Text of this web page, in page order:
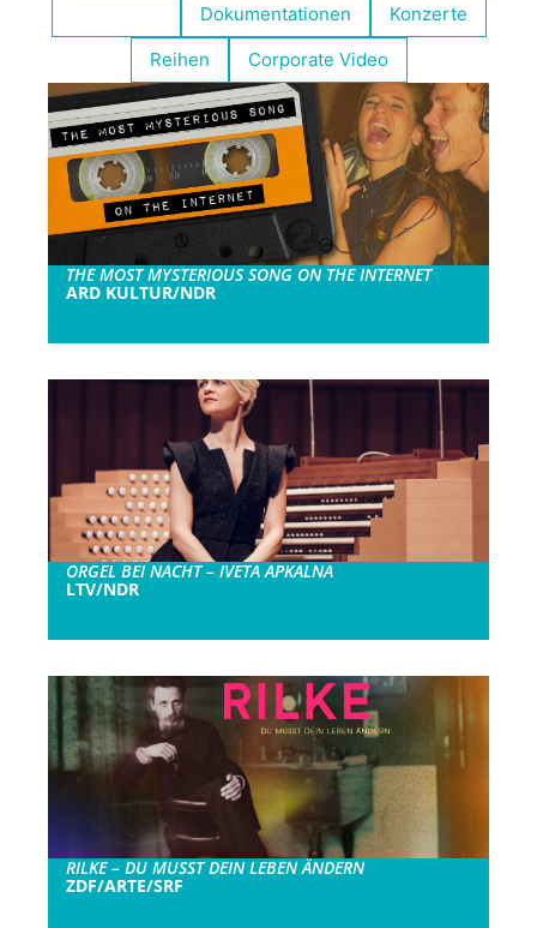
Dokumentationen
Konzerte
Reihen
Corporate Video
THE MOST MYSTERIOUS SONG ON THE INTERNET
ARD KULTUR/NDR
ORGEL BEI NACHT – IVETA APKALNA
LTV/NDR
RILKE – DU MUSST DEIN LEBEN ÄNDERN
ZDF/ARTE/SRF